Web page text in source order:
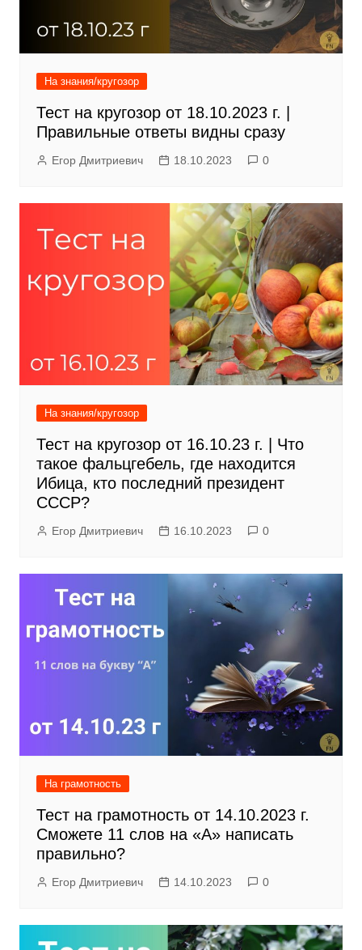
На знания/кругозор
Тест на кругозор от 18.10.2023 г. |
Правильные ответы видны сразу
Егор Дмитриевич 18.10.2023 0
На знания/кругозор
Тест на кругозор от 16.10.23 г. | Что
такое фальцгебель, где находится
Ибица, кто последний президент
СССР?
Егор Дмитриевич 16.10.2023 0
На грамотность
Тест на грамотность от 14.10.2023 г.
Сможете 11 слов на «А» написать
правильно?
Егор Дмитриевич 14.10.2023 0